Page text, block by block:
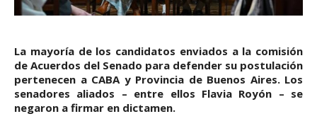
La mayoría de los candidatos enviados a la comisión
de Acuerdos del Senado para defender su postulación
pertenecen a CABA y Provincia de Buenos Aires. Los
senadores aliados – entre ellos Flavia Royón – se
negaron a firmar en dictamen.